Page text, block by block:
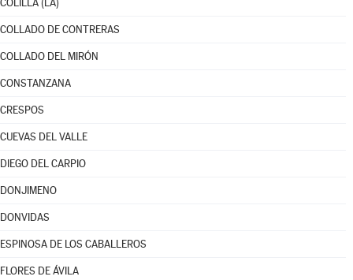
COLILLA (LA)
COLLADO DE CONTRERAS
COLLADO DEL MIRÓN
CONSTANZANA
CRESPOS
CUEVAS DEL VALLE
DIEGO DEL CARPIO
DONJIMENO
DONVIDAS
ESPINOSA DE LOS CABALLEROS
FLORES DE ÁVILA